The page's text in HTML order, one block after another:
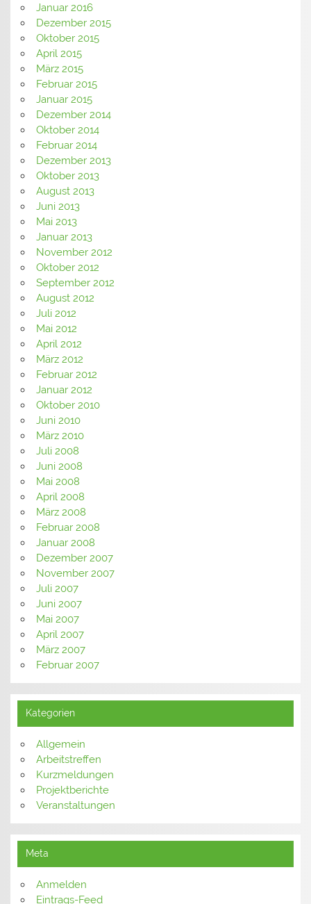
Januar 2016
Dezember 2015
Oktober 2015
April 2015
März 2015
Februar 2015
Januar 2015
Dezember 2014
Oktober 2014
Februar 2014
Dezember 2013
Oktober 2013
August 2013
Juni 2013
Mai 2013
Januar 2013
November 2012
Oktober 2012
September 2012
August 2012
Juli 2012
Mai 2012
April 2012
März 2012
Februar 2012
Januar 2012
Oktober 2010
Juni 2010
März 2010
Juli 2008
Juni 2008
Mai 2008
April 2008
März 2008
Februar 2008
Januar 2008
Dezember 2007
November 2007
Juli 2007
Juni 2007
Mai 2007
April 2007
März 2007
Februar 2007
Kategorien
Allgemein
Arbeitstreffen
Kurzmeldungen
Projektberichte
Veranstaltungen
Meta
Anmelden
Eintrags-Feed